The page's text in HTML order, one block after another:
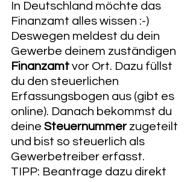
In Deutschland möchte das
Finanzamt alles wissen :-)
Deswegen meldest du dein
Gewerbe deinem zuständigen
Finanzamt vor Ort. Dazu füllst
du den steuerlichen
Erfassungsbogen aus (gibt es
online). Danach bekommst du
deine Steuernummer zugeteilt
und bist so steuerlich als
Gewerbetreiber erfasst.
TIPP: Beantrage dazu direkt